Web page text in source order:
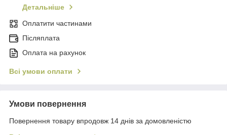
Детальніше
Оплатити частинами
Післяплата
Оплата на рахунок
Всі умови оплати
Умови повернення
Повернення товару впродовж 14 днів за домовленістю